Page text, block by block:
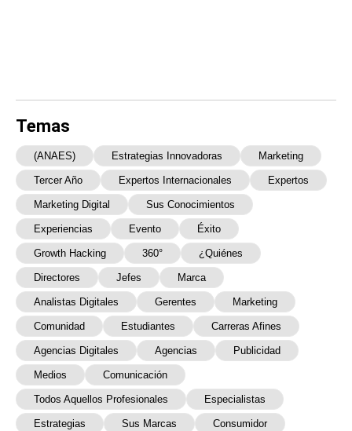
Temas
(ANAES) Estrategias Innovadoras Marketing
Tercer Año Expertos Internacionales Expertos
Marketing Digital Sus Conocimientos
Experiencias Evento Éxito
Growth Hacking 360° ¿Quiénes
Directores Jefes Marca
Analistas Digitales Gerentes Marketing
Comunidad Estudiantes Carreras Afines
Agencias Digitales Agencias Publicidad
Medios Comunicación
Todos Aquellos Profesionales Especialistas
Estrategias Sus Marcas Consumidor